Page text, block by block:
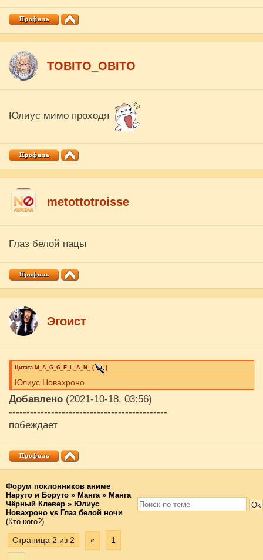
ТОBITO_OBITO
Юлиус мимо проходя
metottotroisse
Глаз белой пацы
Эгоист
Цитата M_A_G_G_E_L_A_N_ ( )
Юлиус Новахроно
Добавлено (2021-10-18, 03:56)
---------------------------------------------
побеждает
Форум поклонников аниме
Наруто и Боруто » Манга » Манга
Чёрный Клевер » Юлиус
Новахроно vs Глаз белой ночи
(Кто кого?)
Страница 2 из 2 « 1